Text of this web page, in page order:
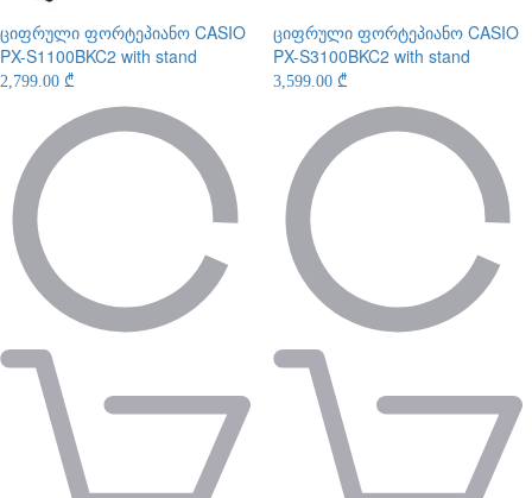
ციფრული ფორტეპიანო CASIO
PX-S1100BKC2 with stand
2,799.00 ₾
ციფრული ფორტეპიანო CASIO
PX-S3100BKC2 with stand
3,599.00 ₾